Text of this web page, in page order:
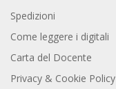
Spedizioni
Come leggere i digitali
Carta del Docente
Privacy & Cookie Policy